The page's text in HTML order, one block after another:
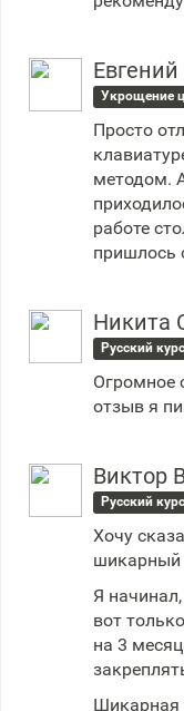
Укрощение
Просто
методом.
работе
пришлось
Никита
Русский курс
Огромное
отзыв я
Виктор
Русский курс
Хочу
шикарный
Я
вот
на 3
Шикарная